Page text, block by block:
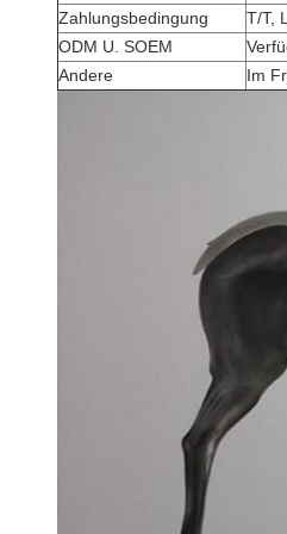
Zahlungsbedingung
T/T,
ODM U. SOEM
Andere
Im